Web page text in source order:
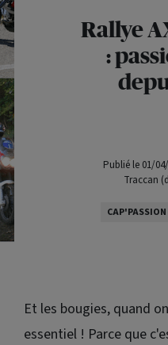
Rallye
:
Publié le 01/
Traccan
CAP'PASSION
Et les bougies, quand
essentiel ! Parce que